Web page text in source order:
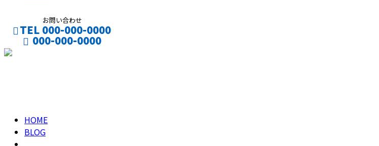
お問い合わせ
TEL 000-000-0000
000-000-0000
HOME
BLOG